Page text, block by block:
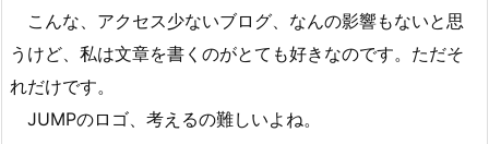
こんな、アクセス少ないブログ、なんの影響もないと思
うけど、私は文章を書くのがとても好きなのです。ただそ
れだけです。
JUMPのロゴ、考えるの難しいよね。